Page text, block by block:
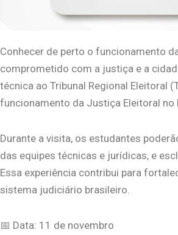
Conhecer de perto o funcionamento
comprometido com a justiça e a
técnica ao Tribunal Regional Eleitoral
funcionamento da Justiça Eleitoral no
Durante a visita, os estudantes
das equipes técnicas e jurídicas, e
Essa experiência contribui para
sistema judiciário brasileiro.
📅 Data: 11 de novembro